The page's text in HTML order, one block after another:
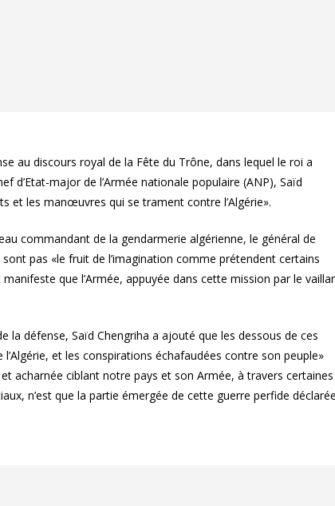
au discours royal de la Fête du Trône, dans lequel le roi a
d’Etat-major de l’Armée nationale populaire (ANP), Saïd
et les manœuvres qui se trament contre l’Algérie».
commandant de la gendarmerie algérienne, le général de
pas «le fruit de l’imagination comme prétendent certains
que l’Armée, appuyée dans cette mission par le
la défense, Saïd Chengriha a ajouté que les dessous de ces
et les conspirations échafaudées contre son peuple»
acharnée ciblant notre pays et son Armée, à travers certaines
n’est que la partie émergée de cette guerre perfide déclarée